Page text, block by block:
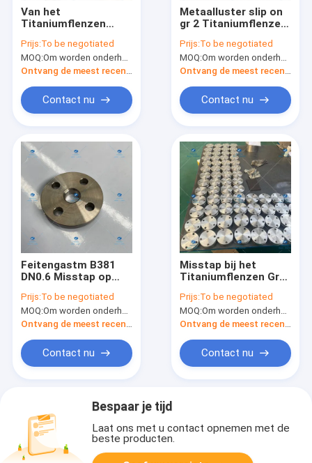
Van het
Titaniumflenzen
luchtvaartindustrie
Structurele de
Corrosieweerstand
Prijs:To be negotiated
MOQ:Om worden onderhandeld
Contact nu
Metaalluster slip on
gr 2 Titaniumflenzen
Verzegelen
Prijs:To be negotiated
MOQ:Om worden onderhandeld
Contact nu
Feitengastm B381
DN0.6 Misstap op
Prijs:To be negotiated
MOQ:Om worden onderhandeld
Ontvang de meest recente Prijs
Contact nu
Misstap bij het
Titaniumflenzen Gr2
Lassenhals het
Sterke Verzegelen
Prijs:To be negotiated
MOQ:Om worden onderhandeld
Ontvang de meest recente Prijs
Contact nu
Bespaar je tijd
Laat ons met u contact opnemen met de
beste producten.